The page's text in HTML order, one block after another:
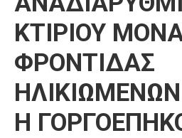
ΚΤΙΡΙΟΥ
ΦΡΟΝΤΙΔΑΣ
Η